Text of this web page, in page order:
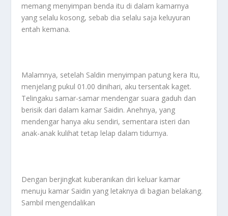
memang menyimpan benda itu di dalam kamarnya
yang selalu kosong, sebab dia selalu saja keluyuran
entah kemana.
Malamnya, setelah Saldin menyimpan patung kera Itu,
menjelang pukul 01.00 dinihari, aku tersentak kaget.
Telingaku samar-samar mendengar suara gaduh dan
berisik dari dalam kamar Saidin. Anehnya, yang
mendengar hanya aku sendiri, sementara isteri dan
anak-anak kulihat tetap lelap dalam tidurnya.
Dengan berjingkat kuberanikan diri keluar kamar
menuju kamar Saidin yang letaknya di bagian belakang.
Sambil mengendalikan